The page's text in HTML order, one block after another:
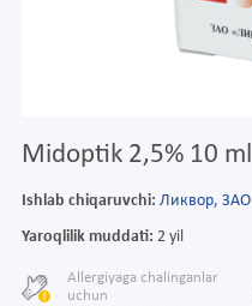
Midoptik 2,5% 10 ml
Ishlab chiqaruvchi: Ликвор, ЗАО
Yaroqlilik muddati: 2 yil
Allergiyaga chalinganlar
uchun